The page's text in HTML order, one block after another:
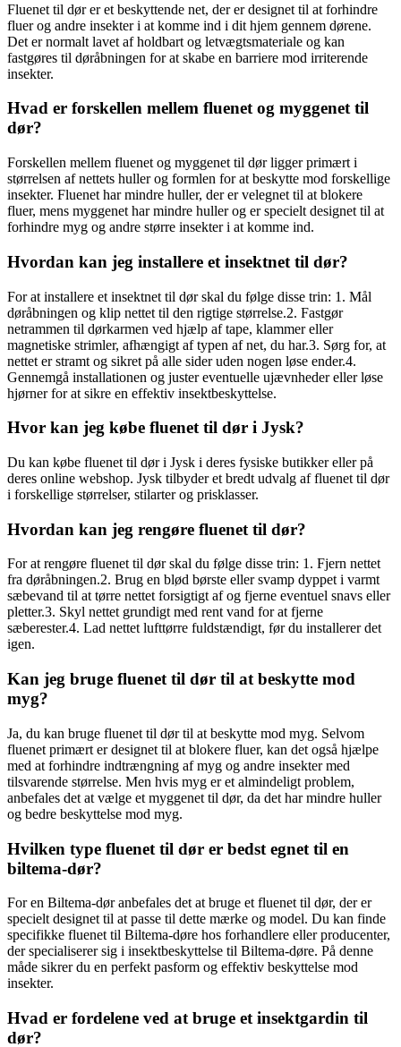
Fluenet til dør er et beskyttende net, der er designet til at forhindre
fluer og andre insekter i at komme ind i dit hjem gennem dørene.
Det er normalt lavet af holdbart og letvægtsmateriale og kan
fastgøres til døråbningen for at skabe en barriere mod irriterende
insekter.
Hvad er forskellen mellem fluenet og myggenet til
dør?
Forskellen mellem fluenet og myggenet til dør ligger primært i
størrelsen af nettets huller og formlen for at beskytte mod forskellige
insekter. Fluenet har mindre huller, der er velegnet til at blokere
fluer, mens myggenet har mindre huller og er specielt designet til at
forhindre myg og andre større insekter i at komme ind.
Hvordan kan jeg installere et insektnet til dør?
For at installere et insektnet til dør skal du følge disse trin: 1. Mål
døråbningen og klip nettet til den rigtige størrelse.2. Fastgør
netrammen til dørkarmen ved hjælp af tape, klammer eller
magnetiske strimler, afhængigt af typen af net, du har.3. Sørg for, at
nettet er stramt og sikret på alle sider uden nogen løse ender.4.
Gennemgå installationen og juster eventuelle ujævnheder eller løse
hjørner for at sikre en effektiv insektbeskyttelse.
Hvor kan jeg købe fluenet til dør i Jysk?
Du kan købe fluenet til dør i Jysk i deres fysiske butikker eller på
deres online webshop. Jysk tilbyder et bredt udvalg af fluenet til dør
i forskellige størrelser, stilarter og prisklasser.
Hvordan kan jeg rengøre fluenet til dør?
For at rengøre fluenet til dør skal du følge disse trin: 1. Fjern nettet
fra døråbningen.2. Brug en blød børste eller svamp dyppet i varmt
sæbevand til at tørre nettet forsigtigt af og fjerne eventuel snavs eller
pletter.3. Skyl nettet grundigt med rent vand for at fjerne
sæberester.4. Lad nettet lufttørre fuldstændigt, før du installerer det
igen.
Kan jeg bruge fluenet til dør til at beskytte mod
myg?
Ja, du kan bruge fluenet til dør til at beskytte mod myg. Selvom
fluenet primært er designet til at blokere fluer, kan det også hjælpe
med at forhindre indtrængning af myg og andre insekter med
tilsvarende størrelse. Men hvis myg er et almindeligt problem,
anbefales det at vælge et myggenet til dør, da det har mindre huller
og bedre beskyttelse mod myg.
Hvilken type fluenet til dør er bedst egnet til en
biltema-dør?
For en Biltema-dør anbefales det at bruge et fluenet til dør, der er
specielt designet til at passe til dette mærke og model. Du kan finde
specifikke fluenet til Biltema-døre hos forhandlere eller producenter,
der specialiserer sig i insektbeskyttelse til Biltema-døre. På denne
måde sikrer du en perfekt pasform og effektiv beskyttelse mod
insekter.
Hvad er fordelene ved at bruge et insektgardin til
dør?